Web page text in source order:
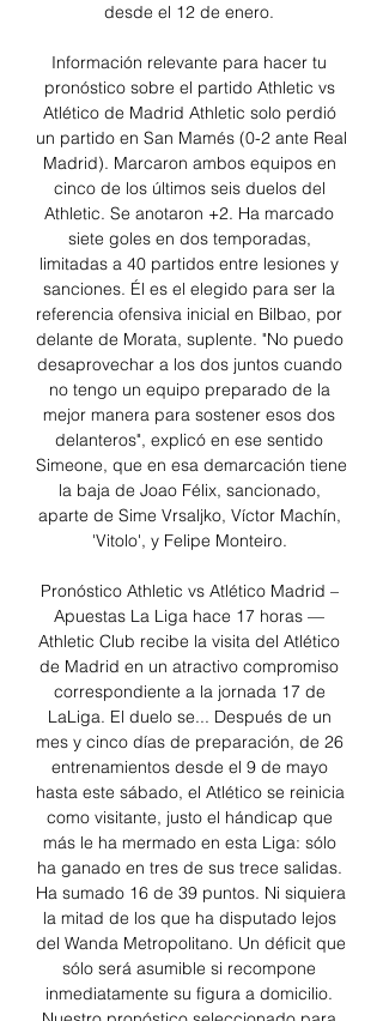
desde el 12 de enero.
Información relevante para hacer tu
pronóstico sobre el partido Athletic vs
Atlético de Madrid Athletic solo perdió
un partido en San Mamés (0-2 ante Real
Madrid). Marcaron ambos equipos en
cinco de los últimos seis duelos del
Athletic. Se anotaron +2. Ha marcado
siete goles en dos temporadas,
limitadas a 40 partidos entre lesiones y
sanciones. Él es el elegido para ser la
referencia ofensiva inicial en Bilbao, por
delante de Morata, suplente. "No puedo
desaprovechar a los dos juntos cuando
no tengo un equipo preparado de la
mejor manera para sostener esos dos
delanteros", explicó en ese sentido
Simeone, que en esa demarcación tiene
la baja de Joao Félix, sancionado,
aparte de Sime Vrsaljko, Víctor Machín,
'Vitolo', y Felipe Monteiro.
Pronóstico Athletic vs Atlético Madrid –
Apuestas La Liga hace 17 horas —
Athletic Club recibe la visita del Atlético
de Madrid en un atractivo compromiso
correspondiente a la jornada 17 de
LaLiga. El duelo se... Después de un
mes y cinco días de preparación, de 26
entrenamientos desde el 9 de mayo
hasta este sábado, el Atlético se reinicia
como visitante, justo el hándicap que
más le ha mermado en esta Liga: sólo
ha ganado en tres de sus trece salidas.
Ha sumado 16 de 39 puntos. Ni siquiera
la mitad de los que ha disputado lejos
del Wanda Metropolitano. Un déficit que
sólo será asumible si recompone
inmediatamente su figura a domicilio.